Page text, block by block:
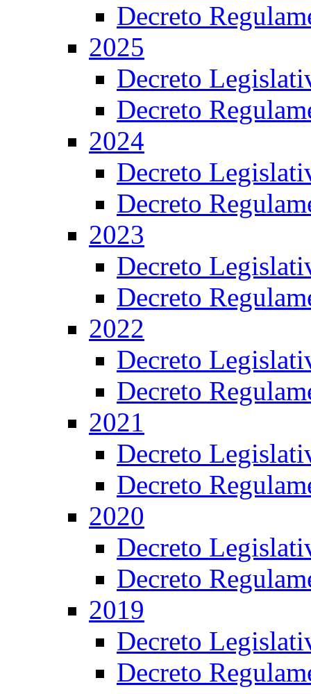
Decreto
2025
Decreto
Decreto
2024
Decreto
Decreto
2023
Decreto
Decreto
2022
Decreto
Decreto
2021
Decreto
Decreto
2020
Decreto
Decreto
2019
Decreto
Decreto